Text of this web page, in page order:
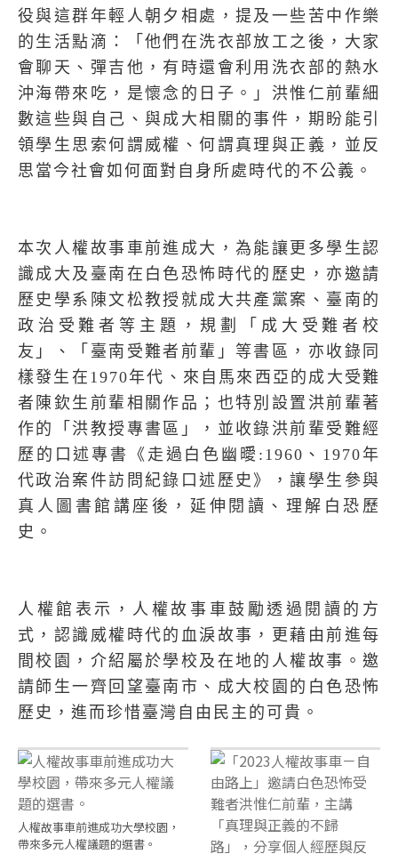
役與這群年輕人朝夕相處，提及一些苦中作樂
的生活點滴：「他們在洗衣部放工之後，大家
會聊天、彈吉他，有時還會利用洗衣部的熱水
沖海帶來吃，是懷念的日子。」洪惟仁前輩細
數這些與自己、與成大相關的事件，期盼能引
領學生思索何謂威權、何謂真理與正義，並反
思當今社會如何面對自身所處時代的不公義。
本次人權故事車前進成大，為能讓更多學生認
識成大及臺南在白色恐怖時代的歷史，亦邀請
歷史學系陳文松教授就成大共產黨案、臺南的
政治受難者等主題，規劃「成大受難者校
友」、「臺南受難者前輩」等書區，亦收錄同
樣發生在 1970年代、來自馬來西亞的成大受難
者陳欽生前輩相關作品；也特別設置洪前輩著
作的「洪教授專書區」，並收錄洪前輩受難經
歷的口述專書《走過白色幽曖 :1960 、 1970年
代政治案件訪問紀錄口述歷史》，讓學生參與
真人圖書館講座後，延伸閱讀、理解白恐歷
史。
人權館表示，人權故事車鼓勵透過閱讀的方
式，認識威權時代的血淚故事，更藉由前進每
間校園，介紹屬於學校及在地的人權故事。邀
請師生一齊回望臺南市、成大校園的白色恐怖
歷史，進而珍惜臺灣自由民主的可貴。
人權故事車前進成功大學校園，
帶來多元人權議題的選書。